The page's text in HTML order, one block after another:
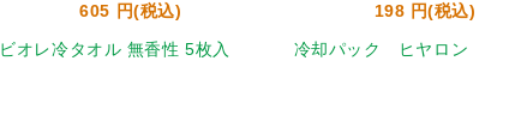
605 円(税込)
ビオレ冷タオル 無香性 5枚入
198 円(税込)
冷却パック ヒヤロン